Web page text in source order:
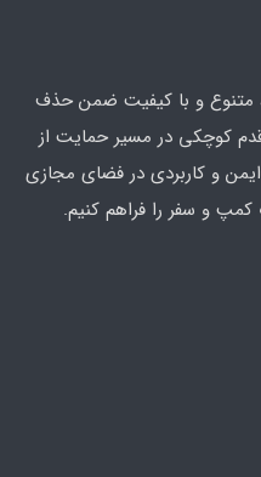
متنوع و با کیفیت ضمن حذف
کوچکی در مسیر حمایت از
و کاربردی در فضای مجازی
و سفر را فراهم کنیم.